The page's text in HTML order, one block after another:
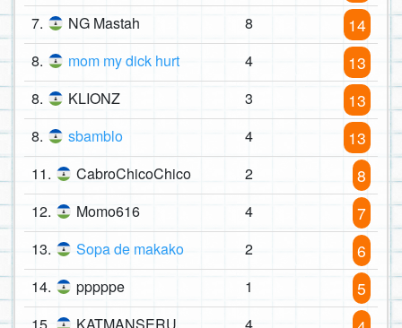
7. NG Mastah 8 14
8. mom my dick hurt 4 13
8. KLIONZ 3 13
8. sbamblo 4 13
11. CabroChicoChico 2 8
12. Momo616 4 7
13. Sopa de makako 2 6
14. pppppe 1 5